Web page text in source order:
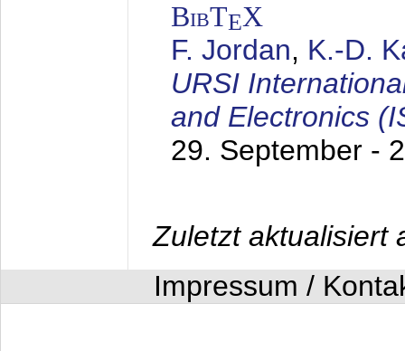
BibTEX
F. Jordan, K.-D.
URSI
and Electronics
29. September -
Zuletzt aktualisiert
Impressum /